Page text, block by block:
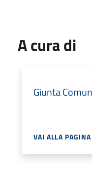
A cura di
Giunta
VAI ALLA PAGINA